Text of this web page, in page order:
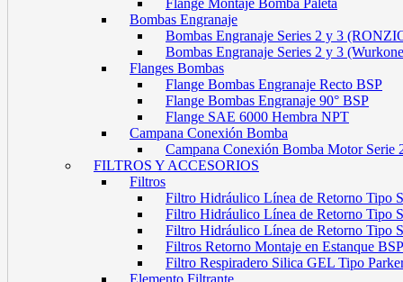
Flange Montaje Bomba Paleta
Bombas Engranaje
Bombas Engranaje Series 2 y 3
Bombas Engranaje Series 2 y 3
Flanges Bombas
Flange Bombas Engranaje Recto BSP
Flange Bombas Engranaje 90° BSP
Flange SAE 6000 Hembra NPT
Campana Conexión Bomba
Campana Conexión Bomba Motor Serie
FILTROS Y ACCESORIOS
Filtros
Filtro Hidráulico Línea de Retorno Tipo
Filtro Hidráulico Línea de Retorno Tipo
Filtro Hidráulico Línea de Retorno Tipo
Filtros Retorno Montaje en Estanque BSP
Filtro Respiradero Silica GEL Tipo
Elemento Filtrante